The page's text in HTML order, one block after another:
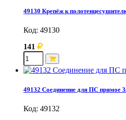
49130 Крепёж к
Код: 49130
141
49132 Соединение для ПС прямое
Код: 49132